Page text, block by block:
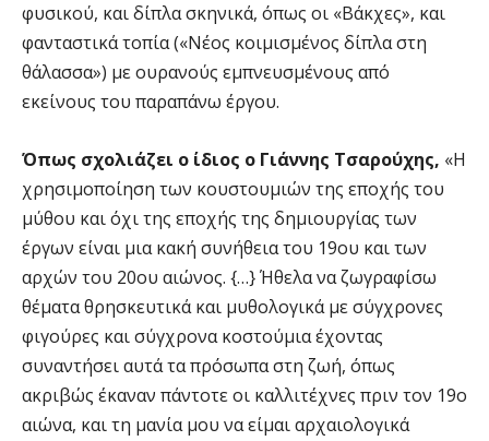
φυσικού, και δίπλα σκηνικά, όπως οι «Βάκχες», και
φανταστικά τοπία («Νέος κοιμισμένος δίπλα στη
θάλασσα») με ουρανούς εμπνευσμένους από
εκείνους του παραπάνω έργου.
Όπως σχολιάζει ο ίδιος ο Γιάννης Τσαρούχης, «Η
χρησιμοποίηση των κουστουμιών της εποχής του
μύθου και όχι της εποχής της δημιουργίας των
έργων είναι μια κακή συνήθεια του 19ου και των
αρχών του 20ου αιώνος. {…} Ήθελα να ζωγραφίσω
θέματα θρησκευτικά και μυθολογικά με σύγχρονες
φιγούρες και σύγχρονα κοστούμια έχοντας
συναντήσει αυτά τα πρόσωπα στη ζωή, όπως
ακριβώς έκαναν πάντοτε οι καλλιτέχνες πριν τον 19ο
αιώνα, και τη μανία μου να είμαι αρχαιολογικά